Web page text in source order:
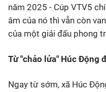
năm 2025 - Cúp VTV5
âm của nó thì vẫn còn
của một giải đấu phong
Từ "chảo lửa" Húc Động
Ngay từ sớm, xã Húc